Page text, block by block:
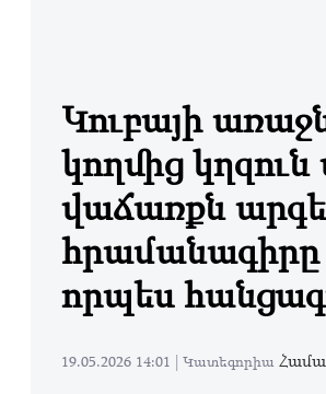
Կուբայի
կողմից
վաճառքն
հրամանագիրը
որպես
19.05.2026 14:01 | Կատեգորիա